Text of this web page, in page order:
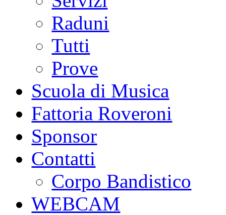
Raduni
Tutti
Prove
Scuola di Musica
Fattoria Roveroni
Sponsor
Contatti
Corpo Bandistico
WEBCAM